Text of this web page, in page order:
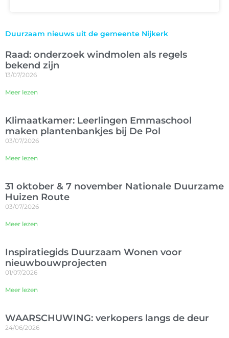
Duurzaam nieuws uit de gemeente Nijkerk
Raad: onderzoek windmolen als regels
bekend zijn
13/07/2026
Meer lezen
Klimaatkamer: Leerlingen Emmaschool
maken plantenbankjes bij De Pol
03/07/2026
Meer lezen
31 oktober & 7 november Nationale Duurzame
Huizen Route
03/07/2026
Meer lezen
Inspiratiegids Duurzaam Wonen voor
nieuwbouwprojecten
01/07/2026
Meer lezen
WAARSCHUWING: verkopers langs de deur
24/06/2026